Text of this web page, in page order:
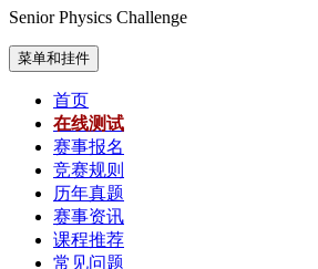
Senior Physics Challenge
菜单和挂件
首页
在线测试
赛事报名
竞赛规则
历年真题
赛事资讯
课程推荐
常见问题